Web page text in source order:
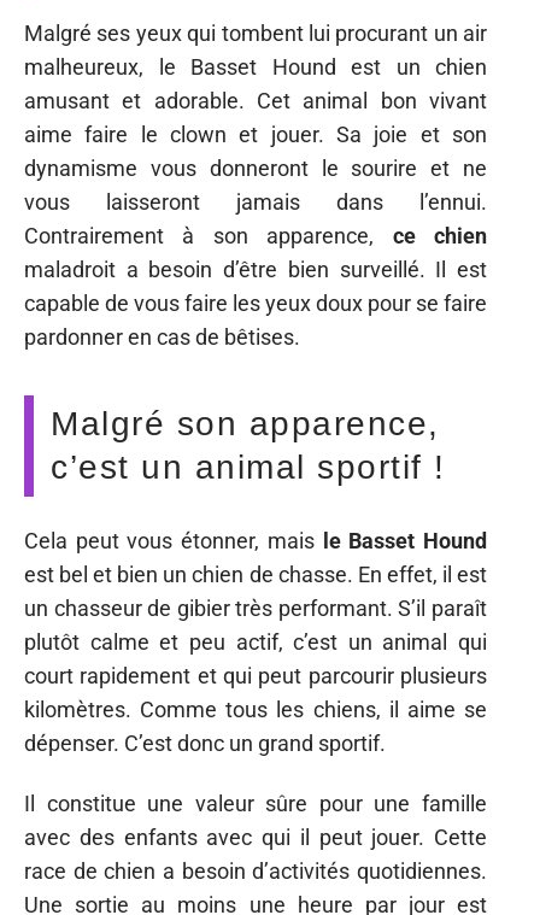
Malgré ses yeux qui tombent lui procurant un air
malheureux, le Basset Hound est un chien
amusant et adorable. Cet animal bon vivant
aime faire le clown et jouer. Sa joie et son
dynamisme vous donneront le sourire et ne
vous laisseront jamais dans l’ennui.
Contrairement à son apparence, ce chien
maladroit a besoin d’être bien surveillé. Il est
capable de vous faire les yeux doux pour se faire
pardonner en cas de bêtises.
Malgré son apparence,
c’est un animal sportif !
Cela peut vous étonner, mais le Basset Hound
est bel et bien un chien de chasse. En effet, il est
un chasseur de gibier très performant. S’il paraît
plutôt calme et peu actif, c’est un animal qui
court rapidement et qui peut parcourir plusieurs
kilomètres. Comme tous les chiens, il aime se
dépenser. C’est donc un grand sportif.
Il constitue une valeur sûre pour une famille
avec des enfants avec qui il peut jouer. Cette
race de chien a besoin d’activités quotidiennes.
Une sortie au moins une heure par jour est